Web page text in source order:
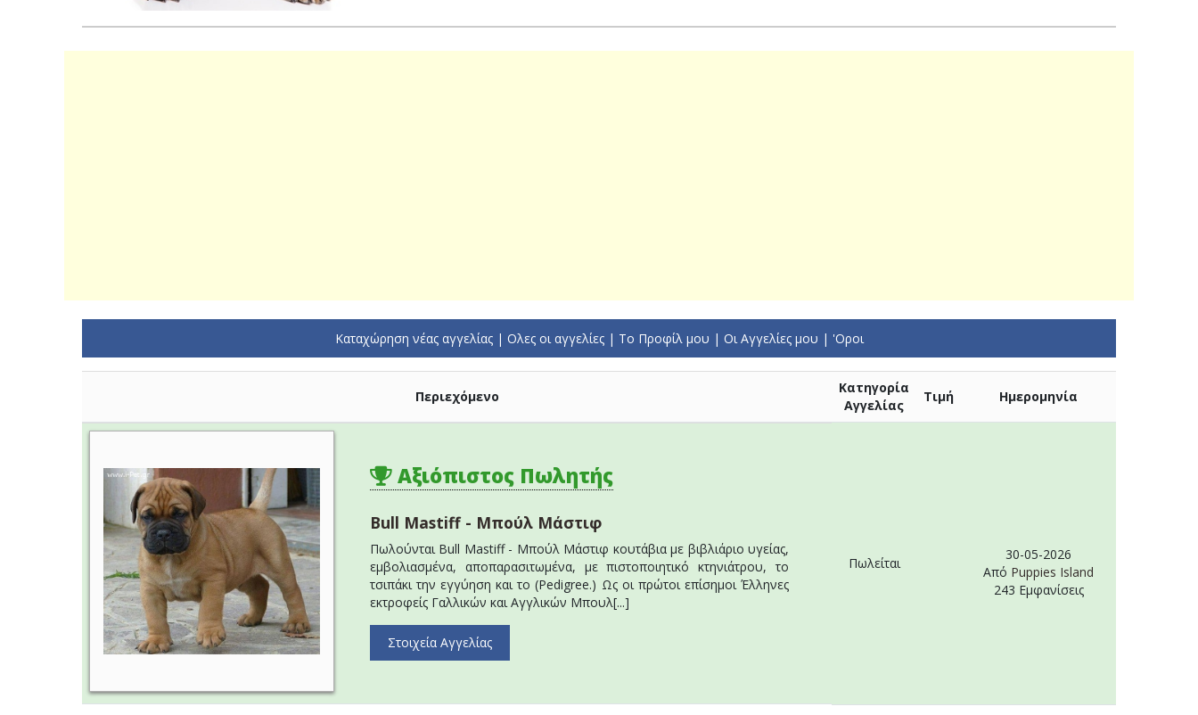
Καταχώρηση νέας αγγελίας| Ολες οι αγγελίες| To Προφίλ μου | Οι Αγγελίες μου | 'Οροι
Περιεχόμενο
Κατηγορία
Αγγελίας
Τιμή Ημερομηνία
Αξιόπιστος Πωλητής
Bull Mastiff - Μπούλ Μάστιφ
Πωλούνται Bull Mastiff - Μπούλ Μάστιφ κουτάβια με βιβλιάριο υγείας,
εμβολιασμένα, αποπαρασιτωμένα, με πιστοποιητικό κτηνιάτρου, το
τσιπάκι την εγγύηση και το (Pedigree.) Ως οι πρώτοι επίσημοι Έλληνες
εκτροφείς Γαλλικών και Αγγλικών Μπουλ[...]
Στοιχεία Αγγελίας
Πωλείται
30-05-2026
Από Puppies Island
243 Εμφανίσεις